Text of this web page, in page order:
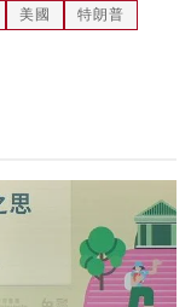
美國
特朗普